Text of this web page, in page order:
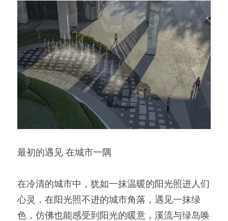
最初的遇见 在城市一隅
在冷清的城市中，犹如一抹温暖的阳光照进人们
心灵，在阳光照不进的城市角落，遇见一抹绿
色，仿佛也能感受到阳光的暖意，溪流与绿岛唤